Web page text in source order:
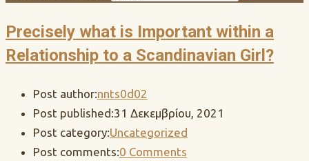
Precisely what is Important within a
Relationship to a Scandinavian Girl?
Post author:nnts0d02
Post published:31 Δεκεμβρίου, 2021
Post category:Uncategorized
Post comments:0 Comments